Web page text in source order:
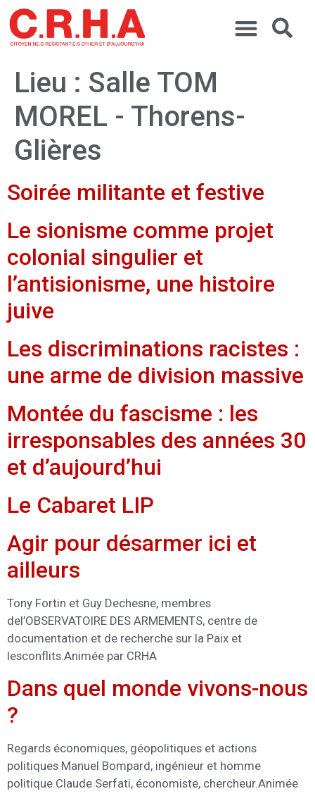
Lieu : Salle TOM
MOREL - Thorens-
Glières
Soirée militante et festive
Le sionisme comme projet
colonial singulier et
l’antisionisme, une histoire
juive
Les discriminations racistes :
une arme de division massive
Montée du fascisme : les
irresponsables des années 30
et d’aujourd’hui
Le Cabaret LIP
Agir pour désarmer ici et
ailleurs
Tony Fortin et Guy Dechesne, membres
del’OBSERVATOIRE DES ARMEMENTS, centre de
documentation et de recherche sur la Paix et
lesconflits.Animée par CRHA
Dans quel monde vivons-nous
?
Regards économiques, géopolitiques et actions
politiques Manuel Bompard, ingénieur et homme
politique.Claude Serfati, économiste, chercheur.Animée